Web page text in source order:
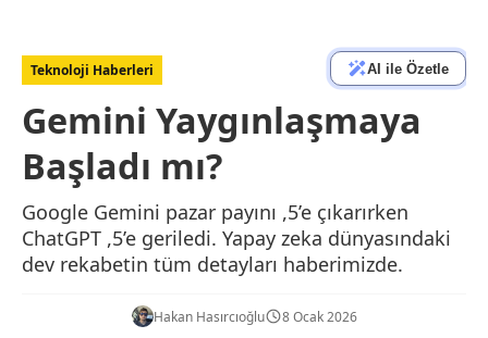
Teknoloji Haberleri AI ile Özetle
Gemini Yaygınlaşmaya
Başladı mı?
Google Gemini pazar payını ,5’e çıkarırken
ChatGPT ,5’e geriledi. Yapay zeka dünyasındaki
dev rekabetin tüm detayları haberimizde.
Hakan Hasırcıoğlu 8 Ocak 2026